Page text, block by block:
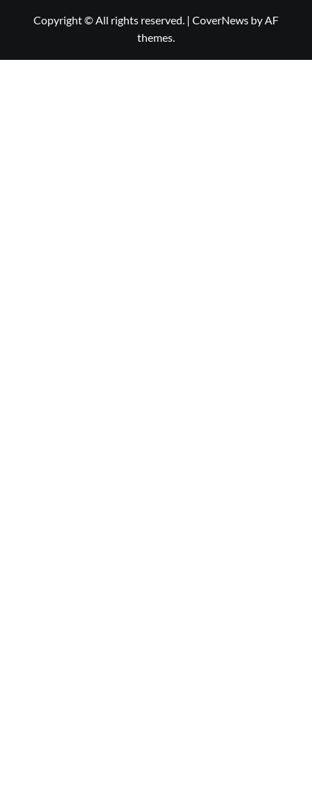
Copyright © All rights reserved. | CoverNews by AF
themes.